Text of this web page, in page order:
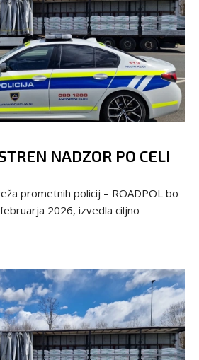
NADZOR PO CELI
prometnih policij – ROADPOL bo
2026, izvedla ciljno